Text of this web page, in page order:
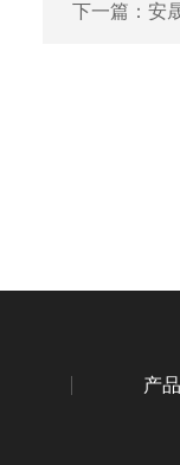
下一篇： 安
产